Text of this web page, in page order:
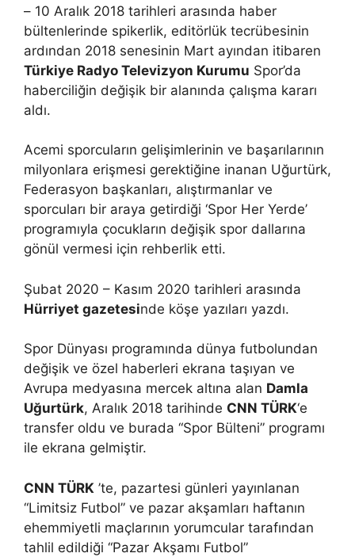
– 10 Aralık 2018 tarihleri arasında haber
bültenlerinde spikerlik, editörlük tecrübesinin
ardından 2018 senesinin Mart ayından itibaren
Türkiye Radyo Televizyon Kurumu Spor’da
haberciliğin değişik bir alanında çalışma kararı
aldı.
Acemi sporcuların gelişimlerinin ve başarılarının
milyonlara erişmesi gerektiğine inanan Uğurtürk,
Federasyon başkanları, alıştırmanlar ve
sporcuları bir araya getirdiği ‘Spor Her Yerde’
programıyla çocukların değişik spor dallarına
gönül vermesi için rehberlik etti.
Şubat 2020 – Kasım 2020 tarihleri arasında
Hürriyet gazetesinde köşe yazıları yazdı.
Spor Dünyası programında dünya futbolundan
değişik ve özel haberleri ekrana taşıyan ve
Avrupa medyasına mercek altına alan Damla
Uğurtürk, Aralık 2018 tarihinde CNN TÜRK‘e
transfer oldu ve burada “Spor Bülteni” programı
ile ekrana gelmiştir.
CNN TÜRK ’te, pazartesi günleri yayınlanan
“Limitsiz Futbol” ve pazar akşamları haftanın
ehemmiyetli maçlarının yorumcular tarafından
tahlil edildiği “Pazar Akşamı Futbol”